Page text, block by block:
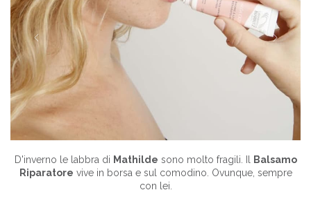
L'estate è decisamente la stagione diNadia. Ama il sole, la
spiaggia e soprattutto ilLatte Solare Invisibileper viso e
corpo.